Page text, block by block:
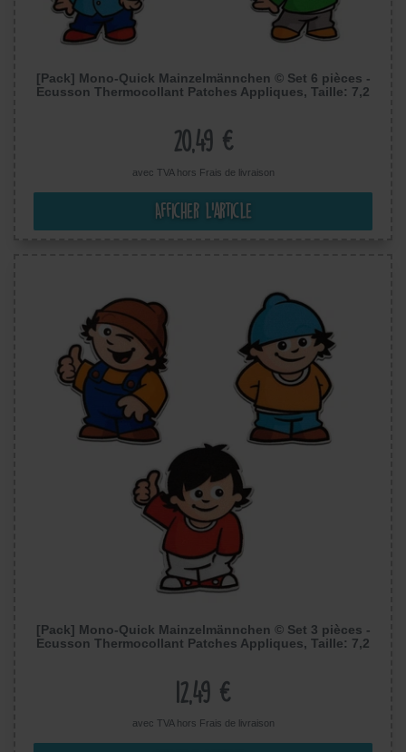
[Pack] Mono-Quick Mainzelmännchen © Set 6 pièces -
Ecusson Thermocollant Patches Appliques, Taille: 7,2
20,49 €
avec TVA hors Frais de livraison
Afficher l’article
[Pack] Mono-Quick Mainzelmännchen © Set 3 pièces -
Ecusson Thermocollant Patches Appliques, Taille: 7,2
12,49 €
avec TVA hors Frais de livraison